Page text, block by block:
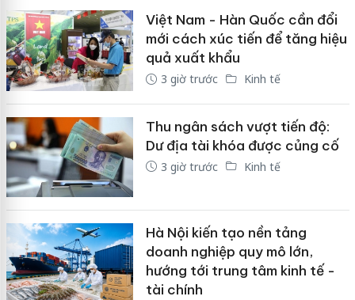
Việt Nam - Hàn Quốc cần đổi
mới cách xúc tiến để tăng hiệu
quả xuất khẩu
3 giờ trước Kinh tế
Thu ngân sách vượt tiến độ:
Dư địa tài khóa được củng cố
3 giờ trước Kinh tế
Hà Nội kiến tạo nền tảng
doanh nghiệp quy mô lớn,
hướng tới trung tâm kinh tế -
tài chính